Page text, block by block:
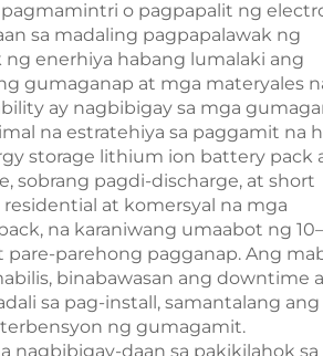
o pagpapalit ng
sa madaling pagpapalawak ng
enerhiya habang lumalaki ang
gumaganap at mga materyales
ay nagbibigay sa mga
na estratehiya sa paggamit na
storage lithium ion battery pack
sobrang pagdi-discharge, at short
at komersyal na mga
na karaniwang umaabot ng
parehong pagganap. Ang
binabawasan ang downtime
sa pag-install, samantalang ang
ng gumagamit.
daan sa pakikilahok sa